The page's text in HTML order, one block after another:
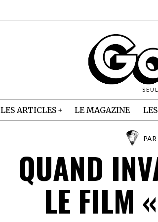
LES ARTICLES LE MAGAZINE
PAR
QUAND
LE FILM